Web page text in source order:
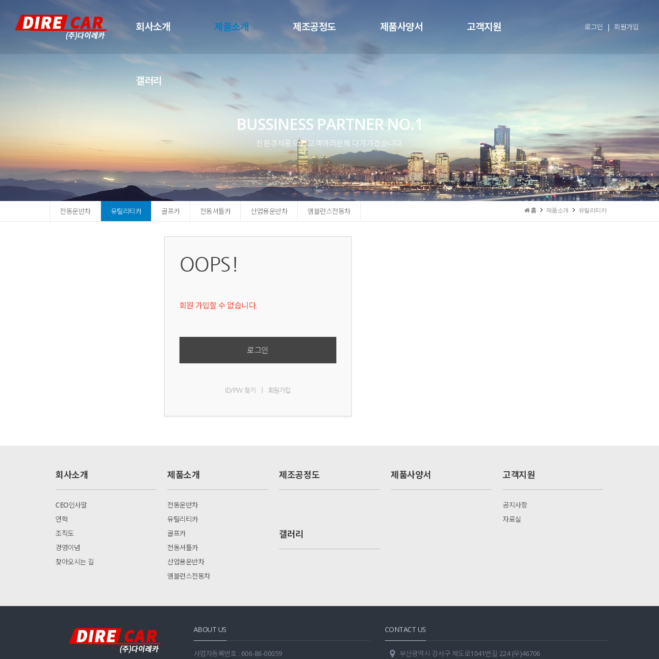
로그인 | 회원가입
회사소개 제품소개 제조공정도 제품사양서 고객지원
갤러리
BUSSINESS PARTNER NO.1
친환경제품으로 고객여러분께 다가가겠습니다.
전동운반차 유틸리티카 골프카 전동셔틀카 산업용운반차 앰블런스전동차 홈 제품소개 유틸리티카
OOPS!
회원 가입할 수 없습니다.
로그인
ID/PW 찾기 회원가입
회사소개
CEO인사말
연혁
조직도
경영이념
찾아오시는 길
제품소개
전동운반차
유틸리티카
골프카
전동셔틀카
산업용운반차
앰블런스전동차
제조공정도 제품사양서 고객지원
공지사항
자료실
갤러리
ABOUT US
사업자등록번호 : 606-86-00059
CONTACT US
부산광역시 강서구 제도로1041번길 224 (우)46706